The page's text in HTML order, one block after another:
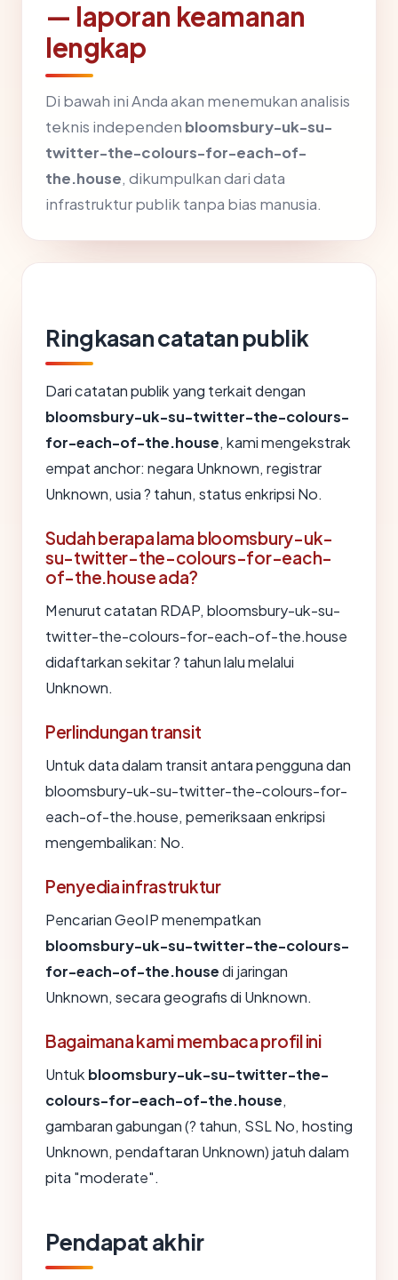
— laporan keamanan
lengkap
Di bawah ini Anda akan menemukan analisis
teknis independen bloomsbury-uk-su-
twitter-the-colours-for-each-of-
the.house, dikumpulkan dari data
infrastruktur publik tanpa bias manusia.
Ringkasan catatan publik
Dari catatan publik yang terkait dengan
bloomsbury-uk-su-twitter-the-colours-
for-each-of-the.house, kami mengekstrak
empat anchor: negara Unknown, registrar
Unknown, usia ? tahun, status enkripsi No.
Sudah berapa lama bloomsbury-uk-
su-twitter-the-colours-for-each-
of-the.house ada?
Menurut catatan RDAP, bloomsbury-uk-su-
twitter-the-colours-for-each-of-the.house
didaftarkan sekitar ? tahun lalu melalui
Unknown.
Perlindungan transit
Untuk data dalam transit antara pengguna dan
bloomsbury-uk-su-twitter-the-colours-for-
each-of-the.house, pemeriksaan enkripsi
mengembalikan: No.
Penyedia infrastruktur
Pencarian GeoIP menempatkan
bloomsbury-uk-su-twitter-the-colours-
for-each-of-the.housedi jaringan
Unknown, secara geografis di Unknown.
Bagaimana kami membaca profil ini
Untuk bloomsbury-uk-su-twitter-the-
colours-for-each-of-the.house,
gambaran gabungan (? tahun, SSL No, hosting
Unknown, pendaftaran Unknown) jatuh dalam
pita "moderate".
Pendapat akhir